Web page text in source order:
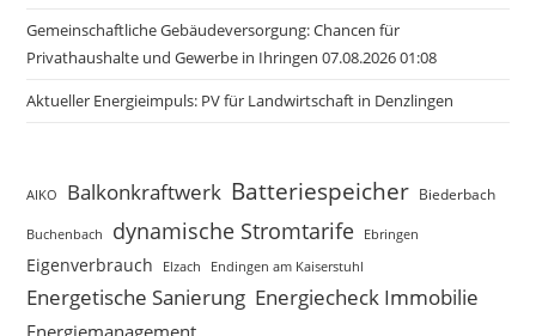
Gemeinschaftliche Gebäudeversorgung: Chancen für
Privathaushalte und Gewerbe in Ihringen 07.08.2026 01:08
Aktueller Energieimpuls: PV für Landwirtschaft in Denzlingen
AIKO Balkonkraftwerk Batteriespeicher Biederbach
Buchenbach dynamische Stromtarife Ebringen
Eigenverbrauch Elzach Endingen am Kaiserstuhl
Energetische Sanierung Energiecheck Immobilie